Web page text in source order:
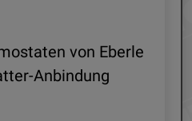
von Eberle
Anbindung